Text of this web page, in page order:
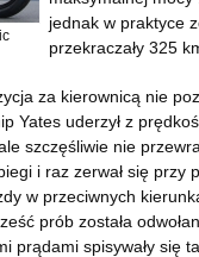
jednak w praktyce
przekraczały 325
za kierownicą nie
Yates uderzył z
szczęśliwie nie
i raz zerwał się
w przeciwnych
prób została
prądami spisywały